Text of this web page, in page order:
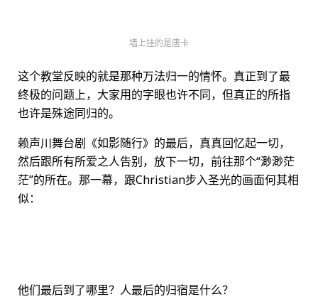
墙上挂的是唐卡
这个教堂反映的就是那种万法归一的情怀。真正到了最
终极的问题上，大家用的字眼也许不同，但真正的所指
也许是殊途同归的。
赖声川舞台剧《如影随行》的最后，真真回忆起一切，
然后跟所有所爱之人告别，放下一切，前往那个“渺渺茫
茫”的所在。那一幕，跟Christian步入圣光的画面何其相
似：
他们最后到了哪里？人最后的归宿是什么？